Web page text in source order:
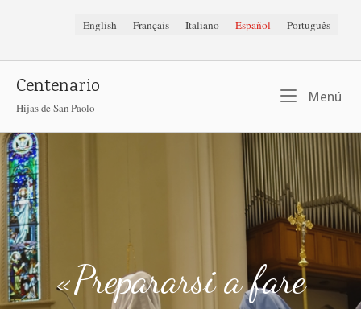
English Français Italiano Español Português
Centenario
Hijas de San Paolo
Menú
«Prepararsi a fare